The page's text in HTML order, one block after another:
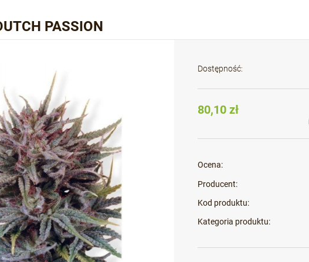
PASSION
Dostępność:
80,10 zł
Ocena:
Producent:
Kod produktu:
Kategoria produktu: